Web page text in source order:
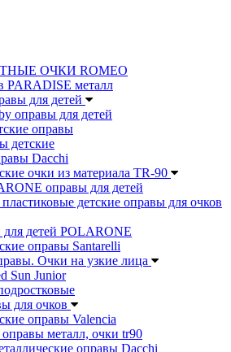
ОЧКИ ROMEO
PARADISE металл
для детей
оправы для детей
оправы
детские
Dacchi
очки из материала TR-90
оправы для детей
детские оправы для очков
детей POLARONE
оправы Santarelli
Очки на узкие лица
Sun Junior
для очков
оправы Valencia
металл, очки tr90
оправы Dacchi